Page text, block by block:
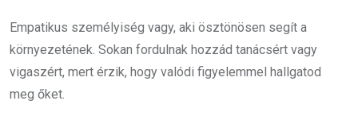
Empatikus személyiség vagy, aki ösztönösen segít a
környezetének. Sokan fordulnak hozzád tanácsért vagy
vigaszért, mert érzik, hogy valódi figyelemmel hallgatod
meg őket.